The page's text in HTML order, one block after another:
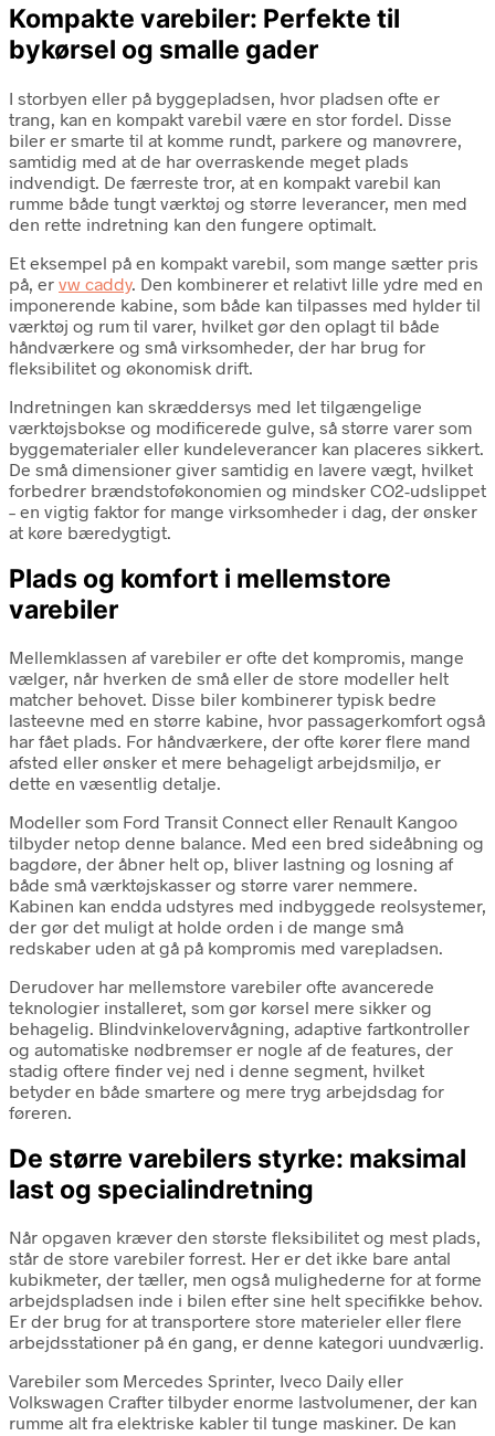
Kompakte varebiler: Perfekte til
bykørsel og smalle gader
I storbyen eller på byggepladsen, hvor pladsen ofte er
trang, kan en kompakt varebil være en stor fordel. Disse
biler er smarte til at komme rundt, parkere og manøvrere,
samtidig med at de har overraskende meget plads
indvendigt. De færreste tror, at en kompakt varebil kan
rumme både tungt værktøj og større leverancer, men med
den rette indretning kan den fungere optimalt.
Et eksempel på en kompakt varebil, som mange sætter pris
på, er vw caddy. Den kombinerer et relativt lille ydre med en
imponerende kabine, som både kan tilpasses med hylder til
værktøj og rum til varer, hvilket gør den oplagt til både
håndværkere og små virksomheder, der har brug for
fleksibilitet og økonomisk drift.
Indretningen kan skræddersys med let tilgængelige
værktøjsbokse og modificerede gulve, så større varer som
byggematerialer eller kundeleverancer kan placeres sikkert.
De små dimensioner giver samtidig en lavere vægt, hvilket
forbedrer brændstoføkonomien og mindsker CO2-udslippet
– en vigtig faktor for mange virksomheder i dag, der ønsker
at køre bæredygtigt.
Plads og komfort i mellemstore
varebiler
Mellemklassen af varebiler er ofte det kompromis, mange
vælger, når hverken de små eller de store modeller helt
matcher behovet. Disse biler kombinerer typisk bedre
lasteevne med en større kabine, hvor passagerkomfort også
har fået plads. For håndværkere, der ofte kører flere mand
afsted eller ønsker et mere behageligt arbejdsmiljø, er
dette en væsentlig detalje.
Modeller som Ford Transit Connect eller Renault Kangoo
tilbyder netop denne balance. Med een bred sideåbning og
bagdøre, der åbner helt op, bliver lastning og losning af
både små værktøjskasser og større varer nemmere.
Kabinen kan endda udstyres med indbyggede reolsystemer,
der gør det muligt at holde orden i de mange små
redskaber uden at gå på kompromis med varepladsen.
Derudover har mellemstore varebiler ofte avancerede
teknologier installeret, som gør kørsel mere sikker og
behagelig. Blindvinkelovervågning, adaptive fartkontroller
og automatiske nødbremser er nogle af de features, der
stadig oftere finder vej ned i denne segment, hvilket
betyder en både smartere og mere tryg arbejdsdag for
føreren.
De større varebilers styrke: maksimal
last og specialindretning
Når opgaven kræver den største fleksibilitet og mest plads,
står de store varebiler forrest. Her er det ikke bare antal
kubikmeter, der tæller, men også mulighederne for at forme
arbejdspladsen inde i bilen efter sine helt specifikke behov.
Er der brug for at transportere store materieler eller flere
arbejdsstationer på én gang, er denne kategori uundværlig.
Varebiler som Mercedes Sprinter, Iveco Daily eller
Volkswagen Crafter tilbyder enorme lastvolumener, der kan
rumme alt fra elektriske kabler til tunge maskiner. De kan